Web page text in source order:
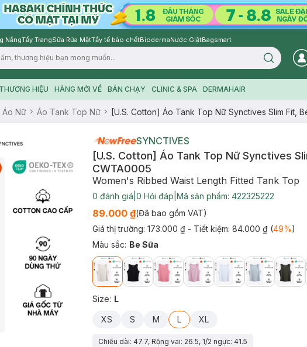
NắngTẩy TrangSữa Rửa MặtTẩy tế bào chếtBiodermaNước GiặtBagsmart
Search
THƯƠNG HIỆU HÀNG MỚI VỀ BÁN CHẠY CLINIC & SPA DERMAHAIR
Áo Nữ Áo Tank Top Nữ [U.S. Cotton] Áo Tank Top Nữ Synctives Slim Fit,
SYNCTIVES
[U.S. Cotton] Áo Tank Top Nữ Synctives
CWTA0005
Women's Ribbed Waist Length Fitted Tank Top
0 đánh giá 0 Hỏi đáp Mã sản phẩm: 422325222
89.000 ₫(Đã bao gồm VAT)
Giá thị trường: 173.000 ₫ - Tiết kiệm: 84.000 ₫(49%)
Màu sắc: Be Sữa
Size: L
XS S M L XL
Chiều dài: 47.7, Rộng vai: 26.5, 1/2 ngực: 41.5